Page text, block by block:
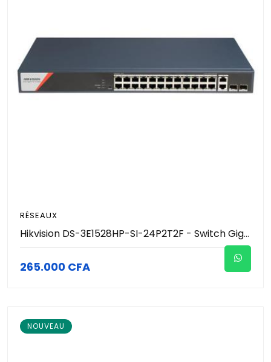
RÉSEAUX
Hikvision DS-3E1528HP-SI-24P2T2F - Switch Gigabit Hi-PoE Smart Managed 28 Ports (24 Ports PoE/Hi-PoE 370W + 2 RJ45 + 2 SFP) - Topologie Cloud - PoE Watchdog 90W & Extend 250m - Protection 6kV - Vidéosurveillance Pro
265.000 CFA
NOUVEAU